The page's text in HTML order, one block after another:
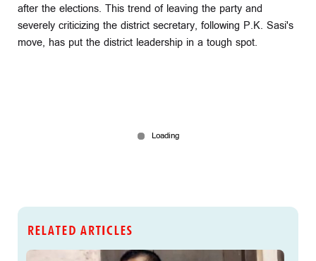
after the elections. This trend of leaving the party and
severely criticizing the district secretary, following P.K. Sasi's
move, has put the district leadership in a tough spot.
RELATED ARTICLES